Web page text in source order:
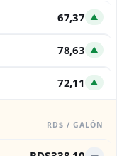
67,37 ▲
78,63 ▲
72,11 ▲
RD$ / GALÓN